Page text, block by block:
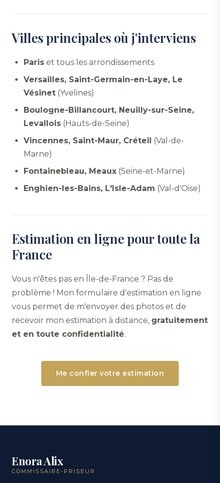
Villes principales où j'interviens
Paris et tous les arrondissements
Versailles, Saint-Germain-en-Laye, Le
Vésinet (Yvelines)
Boulogne-Billancourt, Neuilly-sur-Seine,
Levallois (Hauts-de-Seine)
Vincennes, Saint-Maur, Créteil (Val-de-
Marne)
Fontainebleau, Meaux (Seine-et-Marne)
Enghien-les-Bains, L'Isle-Adam (Val-d'Oise)
Estimation en ligne pour toute la
France
Vous n'êtes pas en Île-de-France ? Pas de
problème ! Mon formulaire d'estimation en ligne
vous permet de m'envoyer des photos et de
recevoir mon estimation à distance, gratuitement
et en toute confidentialité.
Me confier votre estimation
Enora Alix
COMMISSAIRE-PRISEUR